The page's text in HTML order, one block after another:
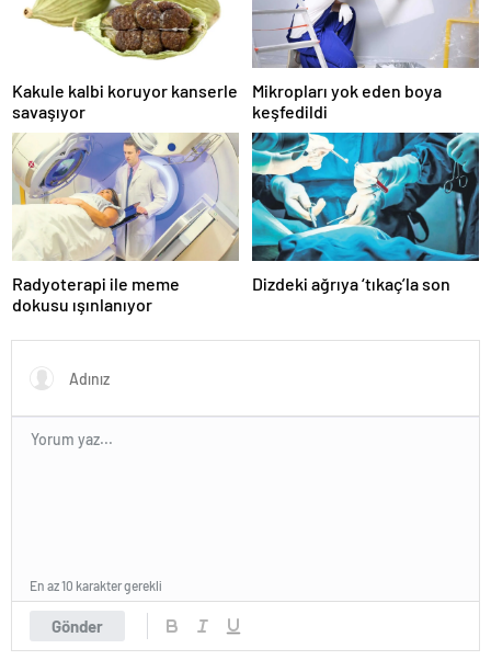
Kakule kalbi koruyor kanserle
savaşıyor
Mikropları yok eden boya
keşfedildi
Radyoterapi ile meme
dokusu ışınlanıyor
Dizdeki ağrıya ‘tıkaç’la son
Gönder
En az 10 karakter gerekli